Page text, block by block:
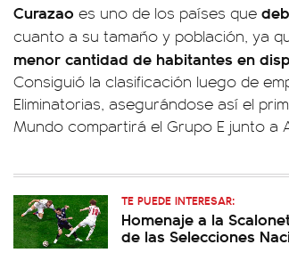
Curazao es uno de los países que
cuanto a su tamaño y población, ya
menor cantidad de habitantes en
Consiguió la clasificación luego de
Eliminatorias, asegurándose así el
Mundo compartirá el Grupo E junto a
TE PUEDE INTERESAR:
Homenaje a la
de las Selecciones